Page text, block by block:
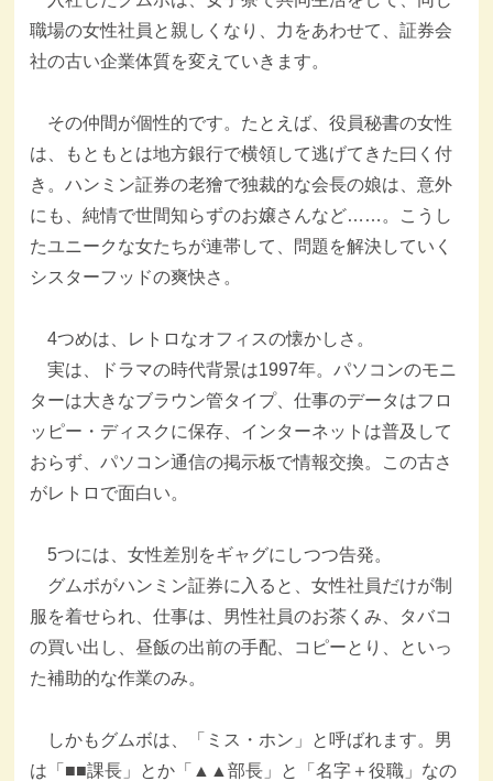
職場の女性社員と親しくなり、力をあわせて、証券会
社の古い企業体質を変えていきます。
その仲間が個性的です。たとえば、役員秘書の女性
は、もともとは地方銀行で横領して逃げてきた曰く付
き。ハンミン証券の老獪で独裁的な会長の娘は、意外
にも、純情で世間知らずのお嬢さんなど……。こうし
たユニークな女たちが連帯して、問題を解決していく
シスターフッドの爽快さ。
4つめは、レトロなオフィスの懐かしさ。
実は、ドラマの時代背景は1997年。パソコンのモニ
ターは大きなブラウン管タイプ、仕事のデータはフロ
ッピー・ディスクに保存、インターネットは普及して
おらず、パソコン通信の掲示板で情報交換。この古さ
がレトロで面白い。
5つには、女性差別をギャグにしつつ告発。
グムボがハンミン証券に入ると、女性社員だけが制
服を着せられ、仕事は、男性社員のお茶くみ、タバコ
の買い出し、昼飯の出前の手配、コピーとり、といっ
た補助的な作業のみ。
しかもグムボは、「ミス・ホン」と呼ばれます。男
は「■■課長」とか「▲▲部長」と「名字＋役職」なの